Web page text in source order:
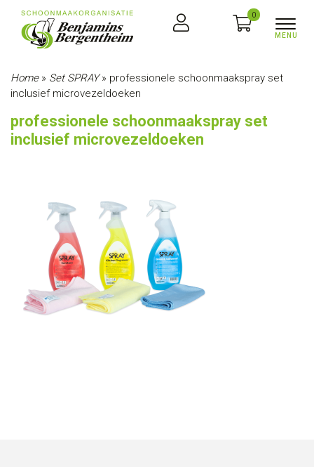
0
Home» Set SPRAY» professionele schoonmaakspray set
inclusief microvezeldoeken
professionele schoonmaakspray set
inclusief microvezeldoeken